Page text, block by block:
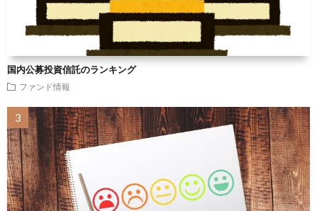
国内公募投資信託のランキング
ファンド情報